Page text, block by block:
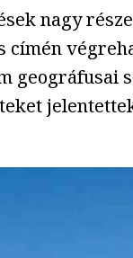
nagy
címén
geográfusai